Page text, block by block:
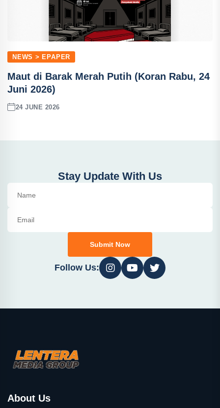
NEWS > EPAPER
Maut di Barak Merah Putih (Koran Rabu, 24
Juni 2026)
24 JUNE 2026
Stay Update With Us
Submit Now
Follow Us:
About Us